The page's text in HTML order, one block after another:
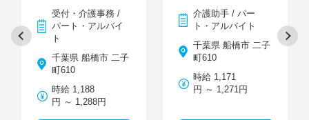
受付・介護事務 /
パート・アルバイ
ト
千葉県 船橋市 二子
町610
時給 1,188
円 ～ 1,288円
介護助手 / パー
ト・アルバイト
千葉県 船橋市 二子
町610
時給 1,171
円 ～ 1,271円